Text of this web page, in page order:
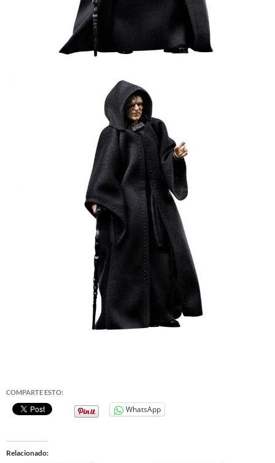
COMPARTE ESTO:
WhatsApp
Relacionado